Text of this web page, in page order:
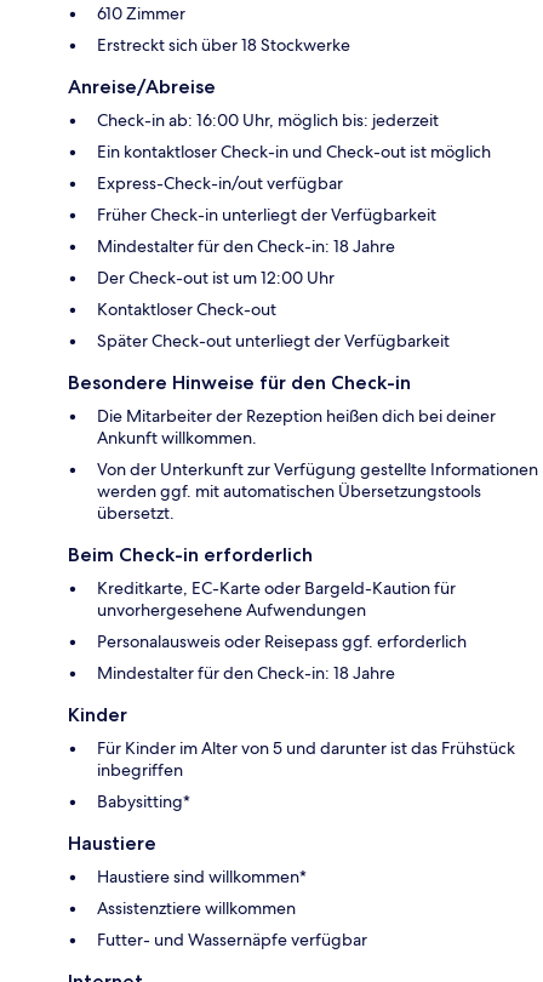
610 Zimmer
Erstreckt sich über 18 Stockwerke
Anreise/Abreise
Check-in ab: 16:00 Uhr, möglich bis: jederzeit
Ein kontaktloser Check-in und Check-out ist möglich
Express-Check-in/out verfügbar
Früher Check-in unterliegt der Verfügbarkeit
Mindestalter für den Check-in: 18 Jahre
Der Check-out ist um 12:00 Uhr
Kontaktloser Check-out
Später Check-out unterliegt der Verfügbarkeit
Besondere Hinweise für den Check-in
Die Mitarbeiter der Rezeption heißen dich bei deiner
Ankunft willkommen.
Von der Unterkunft zur Verfügung gestellte Informationen
werden ggf. mit automatischen Übersetzungstools
übersetzt.
Beim Check-in erforderlich
Kreditkarte, EC-Karte oder Bargeld-Kaution für
unvorhergesehene Aufwendungen
Personalausweis oder Reisepass ggf. erforderlich
Mindestalter für den Check-in: 18 Jahre
Kinder
Für Kinder im Alter von 5 und darunter ist das Frühstück
inbegriffen
Babysitting*
Haustiere
Haustiere sind willkommen*
Assistenztiere willkommen
Futter- und Wassernäpfe verfügbar